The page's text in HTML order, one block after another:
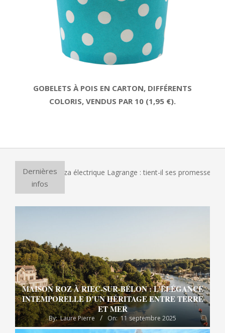
GOBELETS À POIS EN CARTON, DIFFÉRENTS
COLORIS, VENDUS PAR 10 (1,95 €).
04-
02
Dernières
infos
le four à pizza électrique Lagrange : tient-il ses promesses ?
MAISON ROZ À RIEC-SUR-BÉLON : L’ÉLÉGANCE
INTEMPORELLE D’UN HÉRITAGE ENTRE TERRE
ET MER
By: Laure Pierre On: 11 septembre 2025